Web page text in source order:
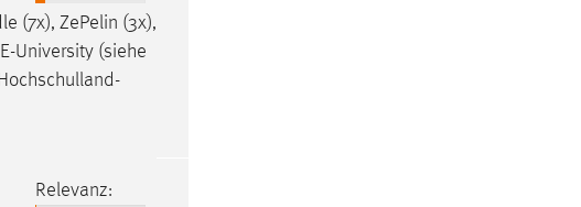
(7x), ZePelin (3x),
University (siehe
Relevanz: